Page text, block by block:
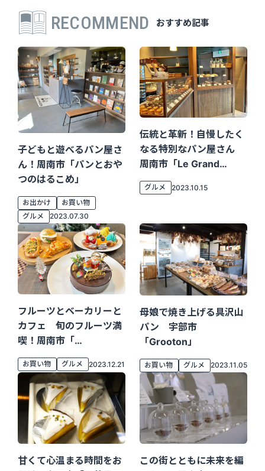
RECOMMEND おすすめ記事
子どもと遊べるパン屋さ
ん！周南市「パンとおや
つのはるこめ」
お出かけ
お買い物
グルメ
2023.07.30
伝統と革新！自慢したく
なる特別なパン屋さん
周南市「Le Grand
Ballon」
グルメ 2023.10.15
フルーツとベーカリーと
カフェ 旬のフルーツ満
喫！周南市「
TresF.B.C.」
お買い物 グルメ 2023.12.21
母娘で焼き上げる具沢山
パン 宇部市
「grooton」
お買い物 グルメ 2023.11.05
甘くて心温まる時間をお
この街とともに未来を編